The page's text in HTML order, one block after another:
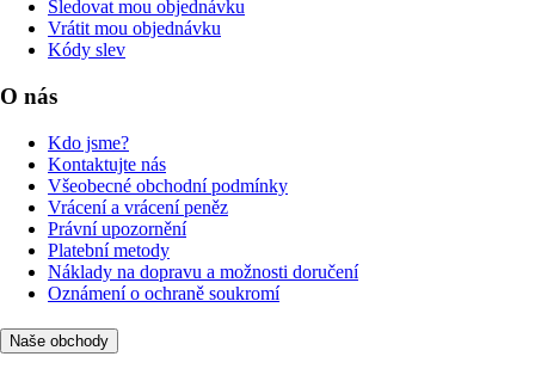
Sledovat mou objednávku
Vrátit mou objednávku
Kódy slev
O nás
Kdo jsme?
Kontaktujte nás
Všeobecné obchodní podmínky
Vrácení a vrácení peněz
Právní upozornění
Platební metody
Náklady na dopravu a možnosti doručení
Oznámení o ochraně soukromí
Naše obchody